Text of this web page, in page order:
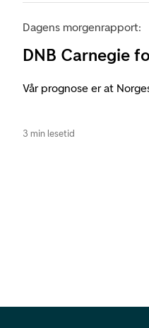
Dagens morgenrapport:
DNB Carnegie
Vår prognose er at
3 min lesetid